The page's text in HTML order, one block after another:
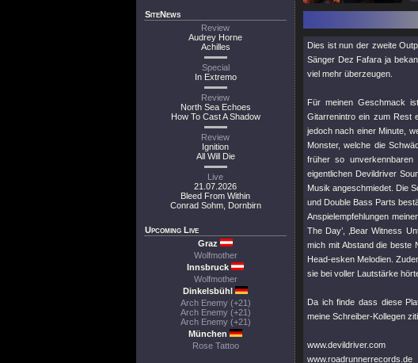
SiteNews
Review
Audrey Horne
Achilles
Special
In Extremo
Review
North Sea Echoes
How To Cast A Shadow
Review
Ignition
All Will Die
Live
21.07.2026
Bleed From Within
Conrad Sohm, Dornbirn
Upcoming Live
Graz
Wolfmother
Innsbruck
Wolfmother
Dinkelsbühl
Arch Enemy (+21)
Arch Enemy (+21)
Arch Enemy (+21)
München
Rose Tattoo
Dies ist nun der zweite
Sänger Dez Fafara ja
viel mehr überzeugen.
Für meinen Geschmack
Gitarrenintro ein zum Rest
jedoch nach einer Minute,
Monster, welche die
früher so
eigentlichen Devildriver
Musik angeschmiedet. Die
und Double Bass Parts
Anspielempfehlungen
The Day’, ‚Bear Witness
mich mit Abstand die beste
Head-esken Melodien.
sie bei voller Lautstärke
Da ich finde dass diese
meine Schreiber-Kollegen
www.devildriver.com
www.roadrunnerrecords.de